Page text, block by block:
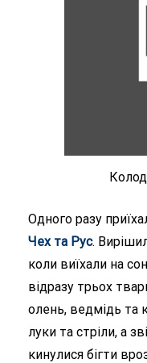
Одного разу
Чех та Рус.
коли виїхали на
відразу трьох
олень, ведмідь та
луки та стріли, а
кинулися бігти